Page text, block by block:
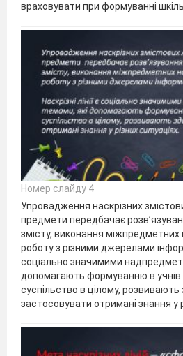
враховувати при формуванні
Номер слайду 4
Упровадження наскрізних
предмети передбачає
змісту, виконання міжпредметних
роботу з різними джерелами
соціально значимими
допомагають формуванню в учнів
суспільство в цілому, розвивають
застосовувати отримані знання у